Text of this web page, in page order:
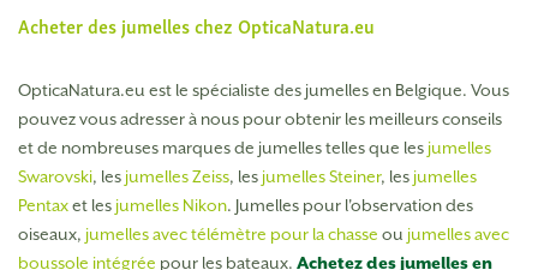
Acheter des jumelles chez OpticaNatura.eu
OpticaNatura.eu est le spécialiste des jumelles en Belgique. Vous
pouvez vous adresser à nous pour obtenir les meilleurs conseils
et de nombreuses marques de jumelles telles que les jumelles
Swarovski, les jumelles Zeiss, les jumelles Steiner, les jumelles
Pentaxet les jumelles Nikon. Jumelles pour l'observation des
oiseaux, jumelles avec télémètre pour la chasse ou jumelles avec
boussole intégrée pour les bateaux. Achetez des jumelles en